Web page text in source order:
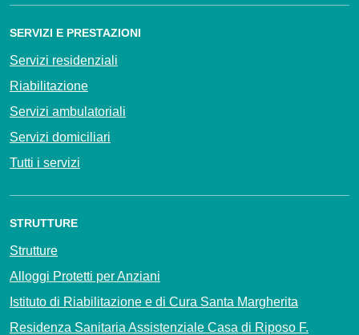
SERVIZI E PRESTAZIONI
Servizi residenziali
Riabilitazione
Servizi ambulatoriali
Servizi domiciliari
Tutti i servizi
STRUTTURE
Strutture
Alloggi Protetti per Anziani
Istituto di Riabilitazione e di Cura Santa Margherita
Residenza Sanitaria Assistenziale Casa di Riposo F.